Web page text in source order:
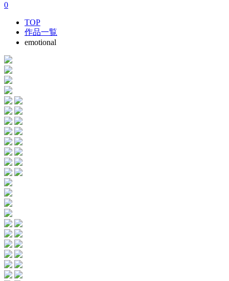
0
TOP
作品一覧
emotional